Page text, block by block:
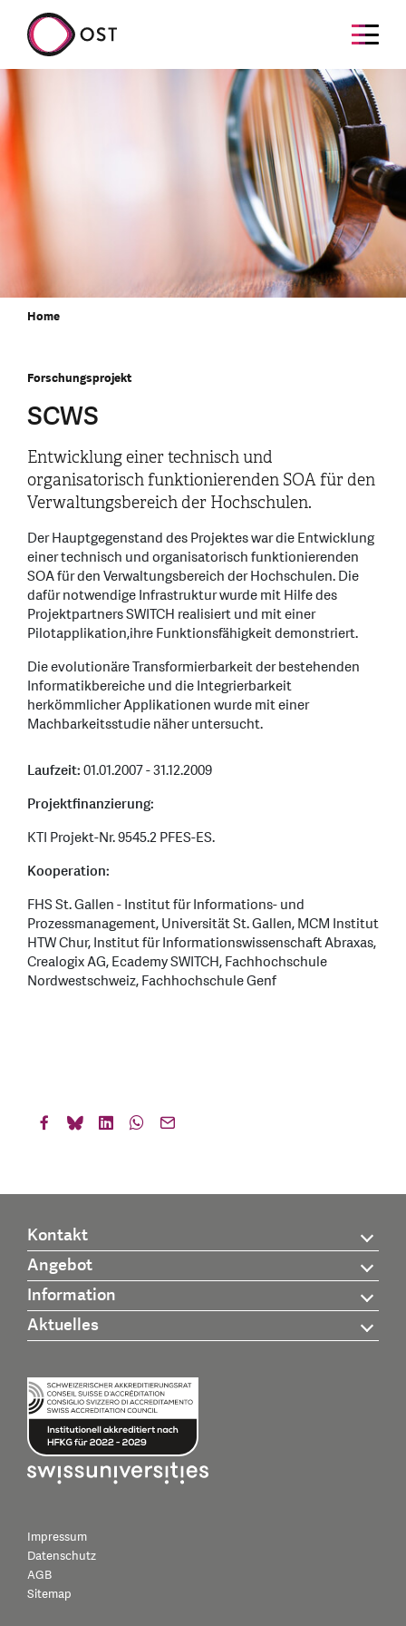
Home
Forschungsprojekt
SCWS
Entwicklung einer technisch und
organisatorisch funktionierenden SOA für den
Verwaltungsbereich der Hochschulen.
Der Hauptgegenstand des Projektes war die Entwicklung
einer technisch und organisatorisch funktionierenden
SOA für den Verwaltungsbereich der Hochschulen. Die
dafür notwendige Infrastruktur wurde mit Hilfe des
Projektpartners SWITCH realisiert und mit einer
Pilotapplikation,ihre Funktionsfähigkeit demonstriert.
Die evolutionäre Transformierbarkeit der bestehenden
Informatikbereiche und die Integrierbarkeit
herkömmlicher Applikationen wurde mit einer
Machbarkeitsstudie näher untersucht.
Laufzeit:01.01.2007 - 31.12.2009
Projektfinanzierung:
KTI Projekt-Nr. 9545.2 PFES-ES.
Kooperation:
FHS St. Gallen - Institut für Informations- und
Prozessmanagement, Universität St. Gallen, MCM Institut
HTW Chur, Institut für Informationswissenschaft Abraxas,
Crealogix AG, Ecademy SWITCH, Fachhochschule
Nordwestschweiz, Fachhochschule Genf
Kontakt
Angebot
Information
Aktuelles
Impressum
Datenschutz
AGB
Sitemap